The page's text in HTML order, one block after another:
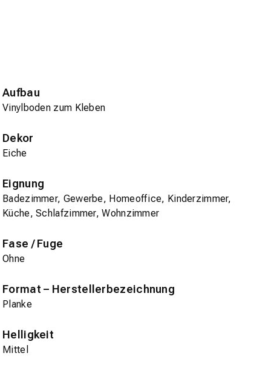
Aufbau
Vinylboden zum Kleben
Dekor
Eiche
Eignung
Badezimmer, Gewerbe, Homeoffice, Kinderzimmer,
Küche, Schlafzimmer, Wohnzimmer
Fase / Fuge
Ohne
Format – Herstellerbezeichnung
Planke
Helligkeit
Mittel